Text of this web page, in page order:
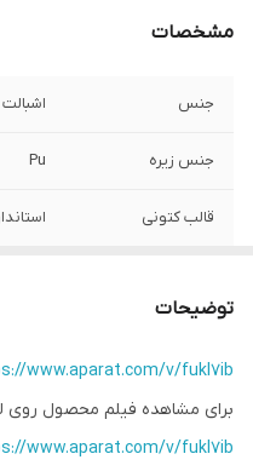
مشخصات
جنس اشبالت
جنس زیره Pu
قالب کتونی
نحوه بسته شدن
بندی
توضیحات
www.aparat.com/v/fukl7ib
برای مشاهده فیلم محصول روی
www.aparat.com/v/fukl7ib